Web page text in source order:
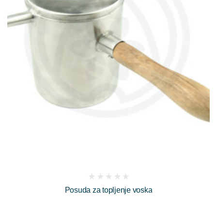
Posuda za topljenje voska
reviews)